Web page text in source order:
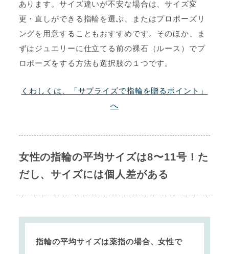
あります。サイズ違いが不安な場合は、サイズ変
更・直しができる指輪を選ぶ、またはプロポーズリ
ングを用意することもおすすめです。そのほか、ま
ずはジュエリーに仕立てる前の裸石（ルース）でプ
ロポーズをする方法も選択肢の１つです。
くわしくは、「サプライズで指輪を贈るポイント」
へ
女性の指輪の平均サイズは8〜11号！た
だし、サイズには個人差がある
指輪の平均サイズは薬指の場合、女性で